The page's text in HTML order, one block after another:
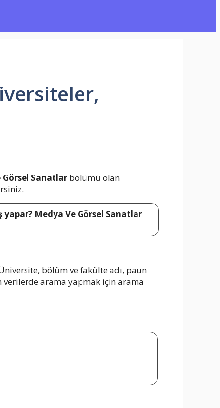
Görsel Sanatlar bölümü olan
Medya Ve Görsel Sanatlar
bölüm ve fakülte adı, paun
arama yapmak için arama